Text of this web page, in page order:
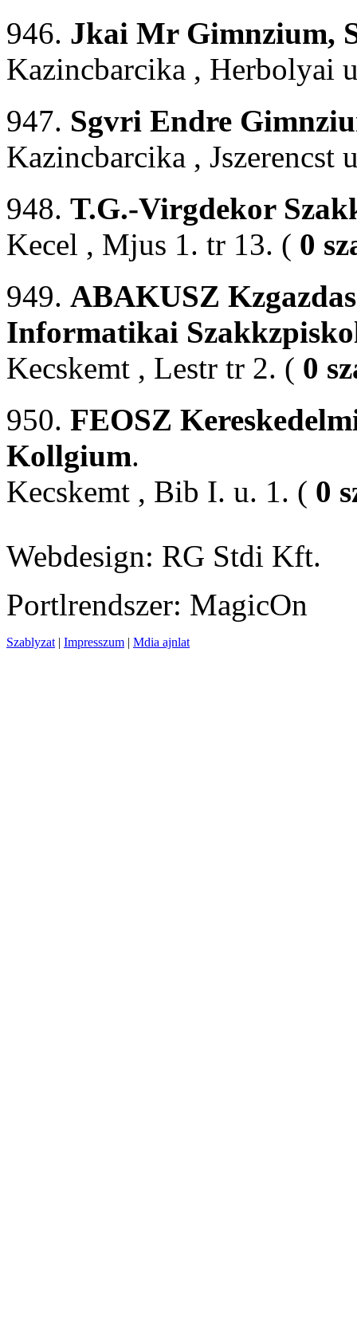
946. Jkai Mr Gimnzium,
Kazincbarcika , Herbolyai
947. Sgvri Endre
Kazincbarcika , Jszerencst
948. T.G.-Virgdekor
Kecel , Mjus 1. tr 13. ( 0
949. ABAKUSZ
Informatikai
Kecskemt , Lestr tr 2. ( 0
950. FEOSZ
Kollgium.
Kecskemt , Bib I. u. 1. ( 0
Webdesign: RG Stdi Kft.
Portlrendszer: MagicOn
Szablyzat | Impresszum | Mdia ajnlat